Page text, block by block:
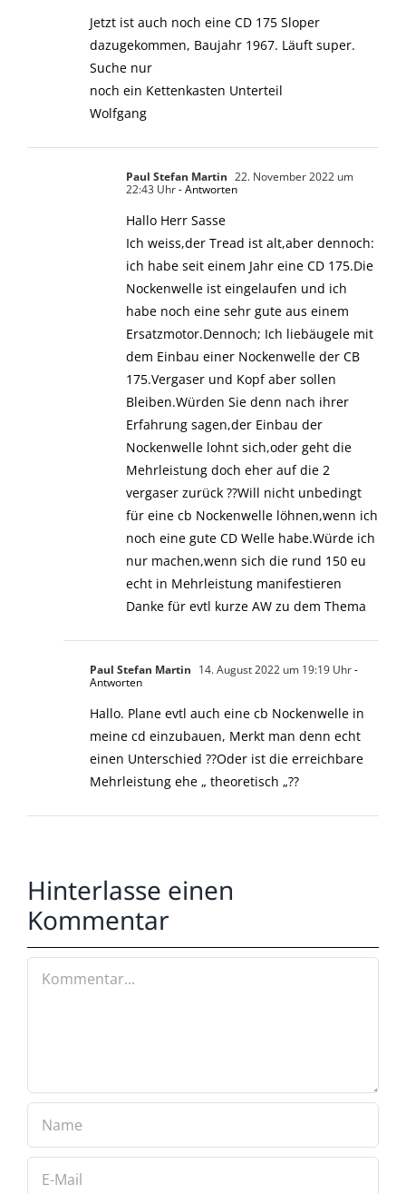
Jetzt ist auch noch eine CD 175 Sloper
dazugekommen, Baujahr 1967. Läuft super.
Suche nur
noch ein Kettenkasten Unterteil
Wolfgang
Paul Stefan Martin 22. November 2022 um
22:43 Uhr- Antworten
Hallo Herr Sasse
Ich weiss,der Tread ist alt,aber dennoch:
ich habe seit einem Jahr eine CD 175.Die
Nockenwelle ist eingelaufen und ich
habe noch eine sehr gute aus einem
Ersatzmotor.Dennoch; Ich liebäugele mit
dem Einbau einer Nockenwelle der CB
175.Vergaser und Kopf aber sollen
Bleiben.Würden Sie denn nach ihrer
Erfahrung sagen,der Einbau der
Nockenwelle lohnt sich,oder geht die
Mehrleistung doch eher auf die 2
vergaser zurück ??Will nicht unbedingt
für eine cb Nockenwelle löhnen,wenn ich
noch eine gute CD Welle habe.Würde ich
nur machen,wenn sich die rund 150 eu
echt in Mehrleistung manifestieren
Danke für evtl kurze AW zu dem Thema
Paul Stefan Martin 14. August 2022 um 19:19 Uhr-
Antworten
Hallo. Plane evtl auch eine cb Nockenwelle in
meine cd einzubauen, Merkt man denn echt
einen Unterschied ??Oder ist die erreichbare
Mehrleistung ehe „ theoretisch „??
Hinterlasse einen
Kommentar